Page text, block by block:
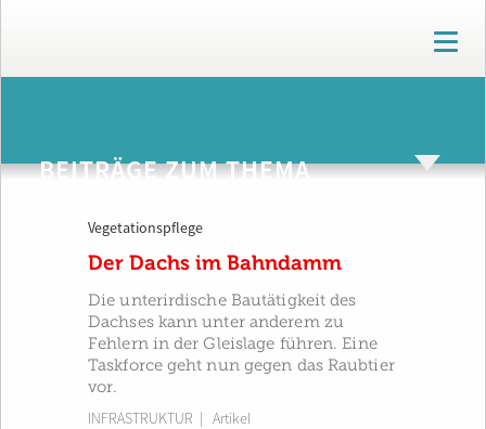
T
o
g
n
BEITRÄGE ZUM THEMA
Vegetationspflege
Der Dachs im Bahndamm
Die unterirdische Bautätigkeit des
Dachses kann unter anderem zu
Fehlern in der Gleislage führen. Eine
Taskforce geht nun gegen das Raubtier
vor.
INFRASTRUKTUR | Artikel